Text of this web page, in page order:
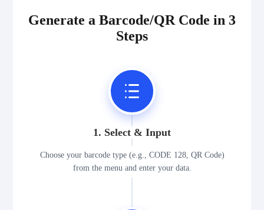
Generate a Barcode/QR Code in 3
Steps
1. Select & Input
Choose your barcode type (e.g., CODE 128, QR Code)
from the menu and enter your data.